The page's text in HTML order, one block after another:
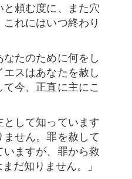
頼む度に、また穴
れにはいつ終わり
たのために何をし
スはあなたを赦し
今、正直に主にこ
して知っています
せん。罪を赦して
いますが、罪から救
だ知りません。」